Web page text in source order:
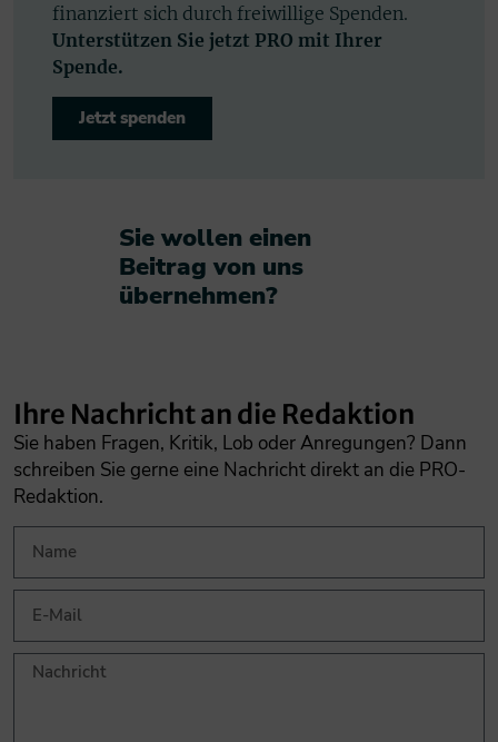
finanziert sich durch freiwillige Spenden.
Unterstützen Sie jetzt PRO mit Ihrer
Spende.
Jetzt spenden
Sie wollen einen
Beitrag von uns
übernehmen?​
Ihre Nachricht an die Redaktion
Sie haben Fragen, Kritik, Lob oder Anregungen? Dann
schreiben Sie gerne eine Nachricht direkt an die PRO-
Redaktion.